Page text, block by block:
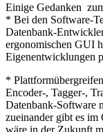
Einige Gedanken
* Bei den Software-
Datenbank-
ergonomischen GUI
Eigenentwicklungen
*
Encoder-, Tagger-,
Datenbank-Software
zueinander gibt es
wäre in der Zukunft